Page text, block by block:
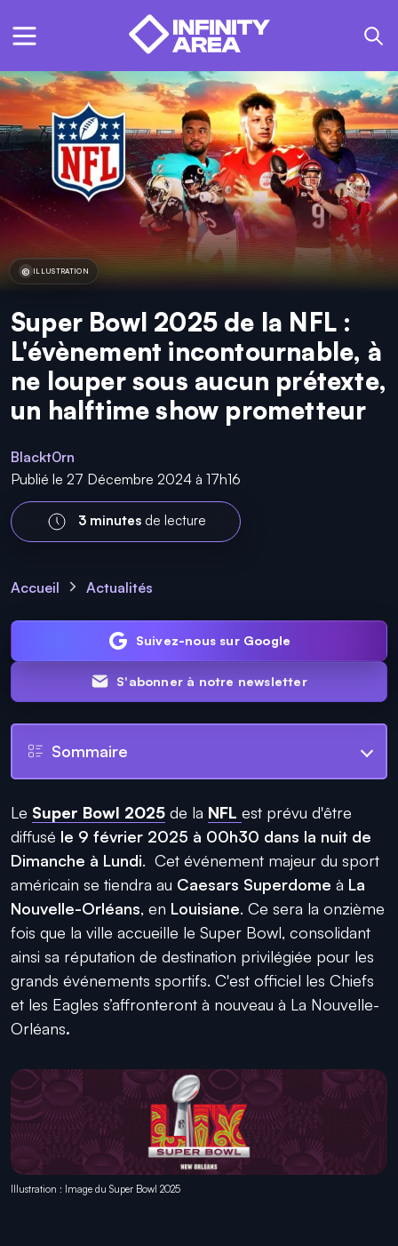
ILLUSTRATION
Super Bowl 2025 de la NFL :
L'évènement incontournable, à
ne louper sous aucun prétexte,
un halftime show prometteur
Blackt0rn
Publié le 27 Décembre 2024 à 17h16
3 minutesde lecture
Accueil Actualités
Suivez-nous sur Google
S'abonner à notre newsletter
Sommaire
Le Super Bowl 2025 de la NFL est prévu d'être
diffusé le 9 février 2025 à 00h30 dans la nuit de
Dimanche à Lundi. Cet événement majeur du sport
américain se tiendra au Caesars Superdome à La
Nouvelle-Orléans, en Louisiane. Ce sera la onzième
fois que la ville accueille le Super Bowl, consolidant
ainsi sa réputation de destination privilégiée pour les
grands événements sportifs. C'est officiel les Chiefs
et les Eagles s’affronteront à nouveau à La Nouvelle-
Orléans.
Illustration : Image du Super Bowl 2025